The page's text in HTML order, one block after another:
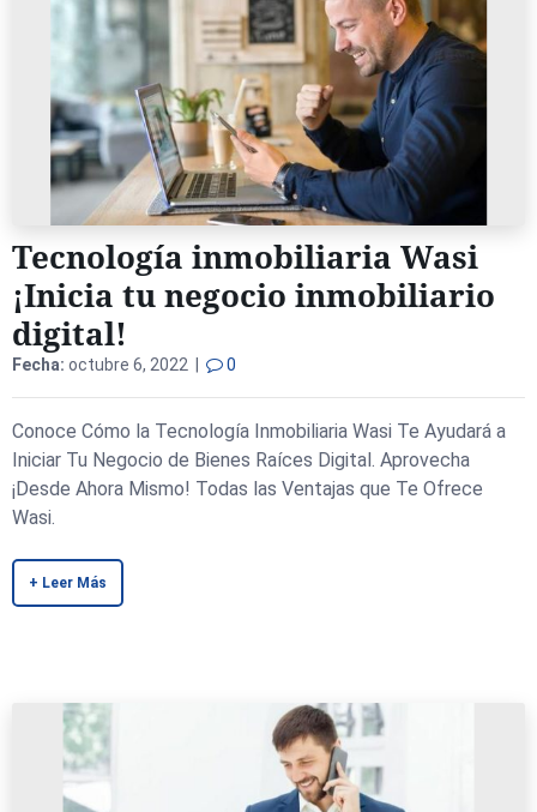
Tecnología inmobiliaria Wasi
¡Inicia tu negocio inmobiliario
digital!
Fecha: octubre 6, 2022 | 0
Conoce Cómo la Tecnología Inmobiliaria Wasi Te Ayudará a
Iniciar Tu Negocio de Bienes Raíces Digital. Aprovecha
¡Desde Ahora Mismo! Todas las Ventajas que Te Ofrece
Wasi.
+ Leer Más